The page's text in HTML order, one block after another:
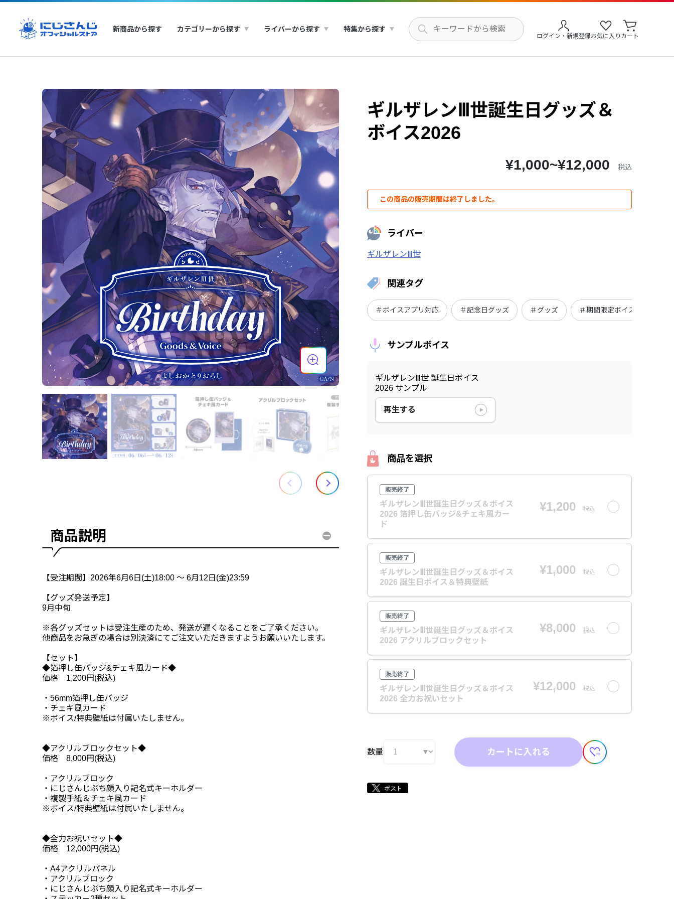
新商品から探す カテゴリーから探す ライバーから探す 特集から探す
ログイン・新規登録お気に入り カート
ギルザレンⅢ世誕生日グッズ＆
ボイス2026
¥1,000~¥12,000 税込
この商品の販売期間は終了しました。
ライバー
ギルザレンⅢ世
関連タグ
＃ボイスアプリ対応 ＃記念日グッズ ＃グッズ ＃期間限定ボイス
サンプルボイス
ギルザレンⅢ世 誕生日ボイス
2026 サンプル
再生する
商品を選択
販売終了
ギルザレンⅢ世誕生日グッズ＆ボイス
2026 箔押し缶バッジ&チェキ風カー
ド
¥1,200 税込
販売終了
ギルザレンⅢ世誕生日グッズ＆ボイス
2026 誕生日ボイス＆特典壁紙
¥1,000 税込
販売終了
ギルザレンⅢ世誕生日グッズ＆ボイス
2026 アクリルブロックセット
¥8,000 税込
販売終了
ギルザレンⅢ世誕生日グッズ＆ボイス
2026 全力お祝いセット
¥12,000 税込
数量 カートに入れる
商品説明
【受注期間】2026年6月6日(土)18:00 ～ 6月12日(金)23:59
【グッズ発送予定】
9月中旬
※各グッズセットは受注生産のため、発送が遅くなることをご了承ください。
他商品をお急ぎの場合は別決済にてご注文いただきますようお願いいたします。
【セット】
◆箔押し缶バッジ&チェキ風カード◆
価格 1,200円(税込)
・56mm箔押し缶バッジ
・チェキ風カード
※ボイス/特典壁紙は付属いたしません。
◆アクリルブロックセット◆
価格 8,000円(税込)
・アクリルブロック
・にじさんじぷち顔入り記名式キーホルダー
・複製手紙＆チェキ風カード
※ボイス/特典壁紙は付属いたしません。
◆全力お祝いセット◆
価格 12,000円(税込)
・A4アクリルパネル
・アクリルブロック
・にじさんじぷち顔入り記名式キーホルダー